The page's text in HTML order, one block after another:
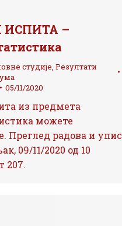
ИСПИТА –
студије, Резултати
05/11/2020
из предмета
можете
Преглед радова и упис
09/11/2020 од 10
207.